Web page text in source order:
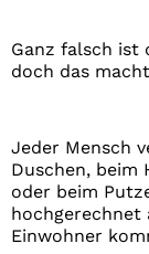
Ganz falsch ist
doch das
Jeder Mensch
Duschen, beim
oder beim
hochgerechnet
Einwohner